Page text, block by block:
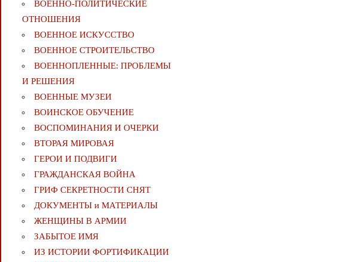
ВОЕННО-ПОЛИТИЧЕСКИE
ОТНОШЕНИЯ
ВОЕННОЕ ИСКУССТВО
ВОЕННОЕ СТРОИТЕЛЬСТВО
ВОЕННОПЛЕННЫЕ: ПРОБЛЕМЫ
И РЕШЕНИЯ
ВОЕННЫЕ МУЗЕИ
ВОИНСКОЕ ОБУЧЕНИЕ
ВОСПОМИНАНИЯ И ОЧЕРКИ
ВТОРАЯ МИРОВАЯ
ГЕРОИ И ПОДВИГИ
ГРАЖДАНСКАЯ ВОЙНА
ГРИФ СЕКРЕТНОСТИ СНЯТ
ДОКУМЕНТЫ и МАТЕРИАЛЫ
ЖЕНЩИНЫ В АРМИИ
ЗАБЫТОЕ ИМЯ
ИЗ ИСТОРИИ ФОРТИФИКАЦИИ